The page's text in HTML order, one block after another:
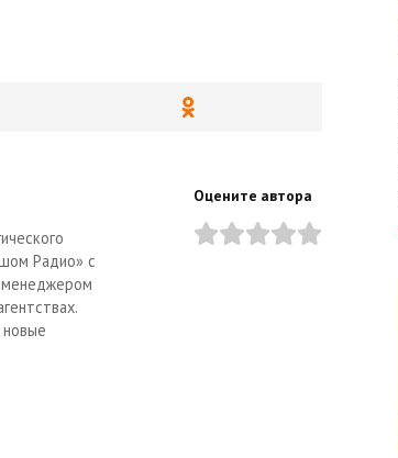
Радио» с
менеджером
Оцените автора